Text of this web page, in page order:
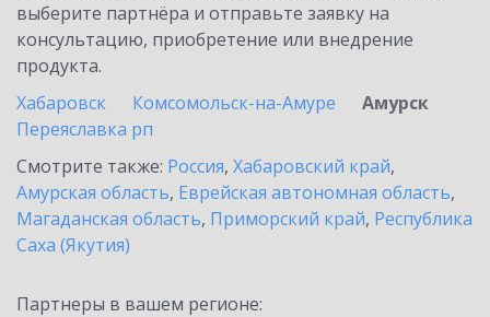
выберите партнёра и отправьте заявку на
консультацию, приобретение или внедрение
продукта.
Хабаровск
Комсомольск-на-Амуре
Амурск
Переяславка рп
Смотрите также: Россия, Хабаровский край,
Амурская область, Еврейская автономная область,
Магаданская область, Приморский край, Республика
Саха (Якутия)
Партнеры в вашем регионе: